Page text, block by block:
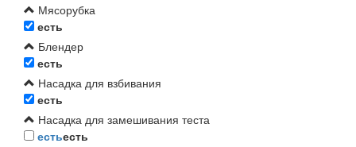
Мясорубка
есть
Блендер
есть
Насадка для взбивания
есть
Насадка для замешивания теста
естьесть